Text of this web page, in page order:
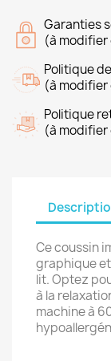
Garanties
(à modifier
Politique
(à modifier
Politique
(à modifier
Ce coussin
graphique
lit. Optez
à la
machine à